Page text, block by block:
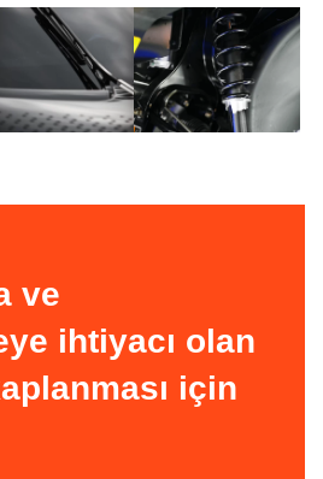
ve
ihtiyacı olan
için